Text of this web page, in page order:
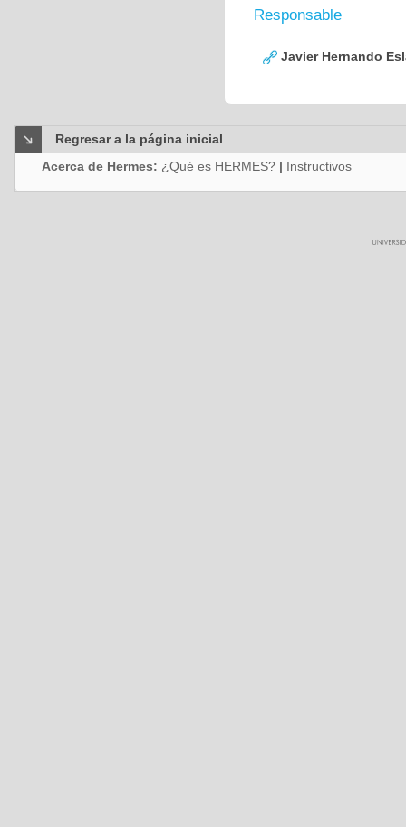
Responsable
Javier Hernando
Regresar a la página inicial
Acerca de Hermes: ¿Qué es HERMES? | Instructivos